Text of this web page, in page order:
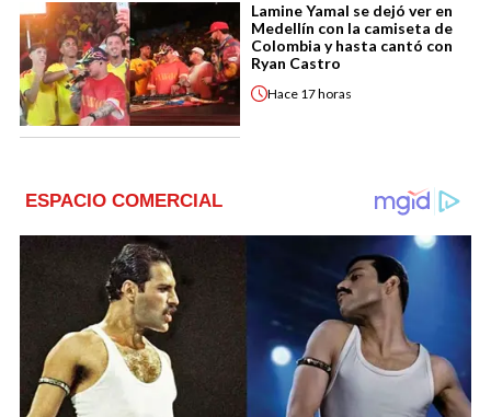
Lamine Yamal se dejó ver en
Medellín con la camiseta de
Colombia y hasta cantó con
Ryan Castro
Hace 17 horas